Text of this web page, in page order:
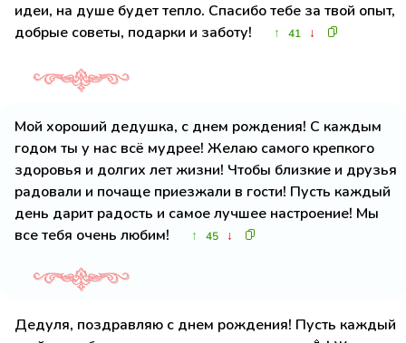
идеи, на душе будет тепло. Спасибо тебе за твой опыт,
добрые советы, подарки и заботу!
↑ 41 ↓
Мой хороший дедушка, с днем рождения! С каждым
годом ты у нас всё мудрее! Желаю самого крепкого
здоровья и долгих лет жизни! Чтобы близкие и друзья
радовали и почаще приезжали в гости! Пусть каждый
день дарит радость и самое лучшее настроение! Мы
все тебя очень любим!
↑ 45 ↓
Дедуля, поздравляю с днем рождения! Пусть каждый